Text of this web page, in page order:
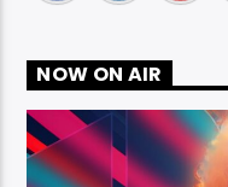
NOW ON AIR